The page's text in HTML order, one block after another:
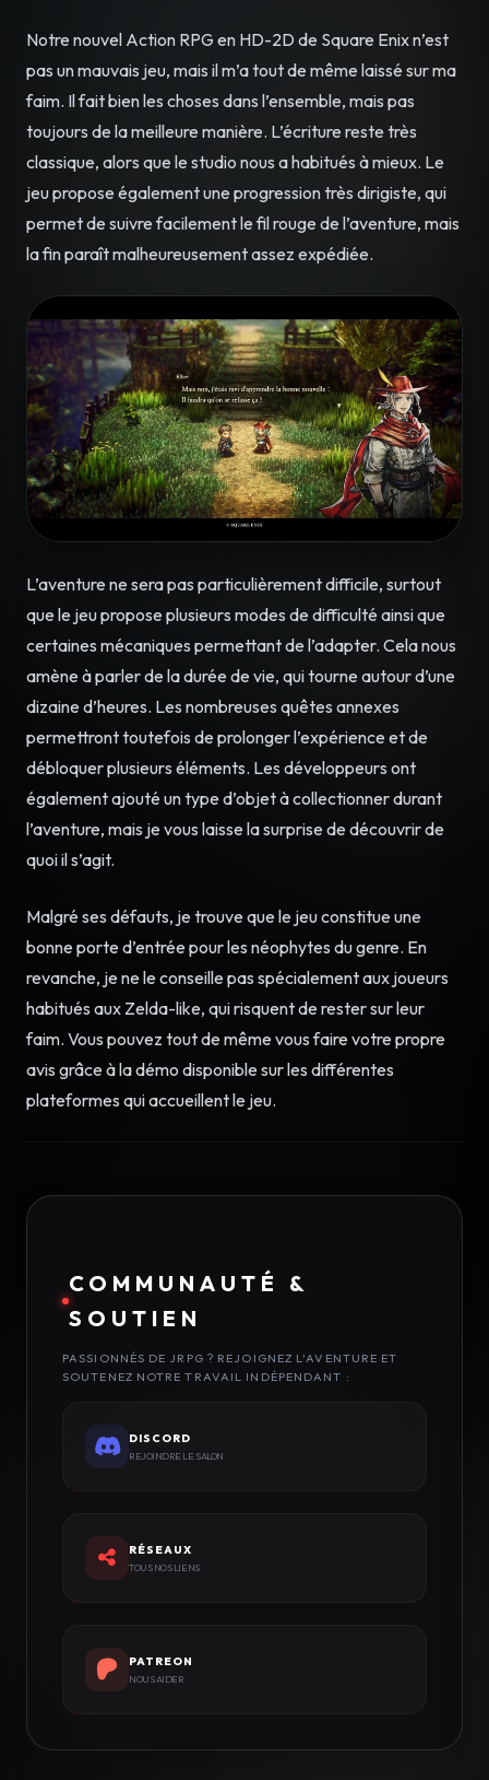
Notre nouvel Action RPG en HD-2D de Square Enix n’est
pas un mauvais jeu, mais il m’a tout de même laissé sur ma
faim. Il fait bien les choses dans l’ensemble, mais pas
toujours de la meilleure manière. L’écriture reste très
classique, alors que le studio nous a habitués à mieux. Le
jeu propose également une progression très dirigiste, qui
permet de suivre facilement le fil rouge de l’aventure, mais
la fin paraît malheureusement assez expédiée.
L’aventure ne sera pas particulièrement difficile, surtout
que le jeu propose plusieurs modes de difficulté ainsi que
certaines mécaniques permettant de l’adapter. Cela nous
amène à parler de la durée de vie, qui tourne autour d’une
dizaine d’heures. Les nombreuses quêtes annexes
permettront toutefois de prolonger l’expérience et de
débloquer plusieurs éléments. Les développeurs ont
également ajouté un type d’objet à collectionner durant
l’aventure, mais je vous laisse la surprise de découvrir de
quoi il s’agit.
Malgré ses défauts, je trouve que le jeu constitue une
bonne porte d’entrée pour les néophytes du genre. En
revanche, je ne le conseille pas spécialement aux joueurs
habitués aux Zelda-like, qui risquent de rester sur leur
faim. Vous pouvez tout de même vous faire votre propre
avis grâce à la démo disponible sur les différentes
plateformes qui accueillent le jeu.
COMMUNAUTÉ &
SOUTIEN
PASSIONNÉS DE JRPG ? REJOIGNEZ L'AVENTURE ET
SOUTENEZ NOTRE TRAVAIL INDÉPENDANT :
DISCORD
REJOINDRE LE SALON
RÉSEAUX
TOUS NOS LIENS
PATREON
NOUS AIDER